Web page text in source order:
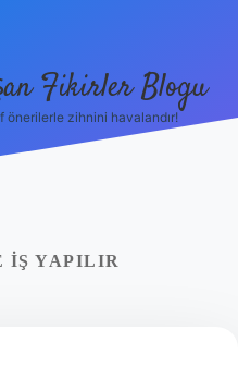
Fikirler Blogu
önerilerle zihnini havalandır!
IŞ YAPILIR